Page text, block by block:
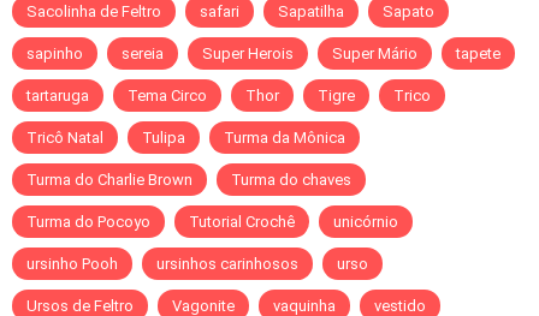
Sacolinha de Feltro safari Sapatilha Sapato
sapinho sereia Super Herois Super Mário tapete
tartaruga Tema Circo Thor Tigre Trico
Tricô Natal Tulipa Turma da Mônica
Turma do Charlie Brown Turma do chaves
Turma do Pocoyo Tutorial Crochê unicórnio
ursinho Pooh ursinhos carinhosos urso
Ursos de Feltro Vagonite vaquinha vestido